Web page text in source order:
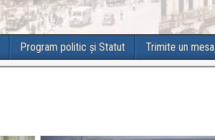
Program politic și Statut Trimite un